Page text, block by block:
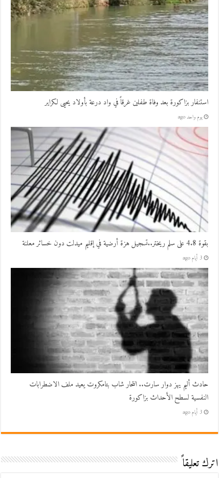
استنفار بزاكورة بعد وفاة طفلين غرقاً في واد درعة بأولاد يحيى لكراير
يوم واحد ago
بقوة 4.8 على سلم ريختر..تسجيل هزة أرضية في إقليم ميدلت دون خسائر معلنة
3 أيام ago
حادث أليم يهز دوار سارت.. انتحار شاب بتامكروت يعيد ملف الاضطرابات
النفسية لسطح الأحداث بزاكورة
3 أيام ago
اترك تعليقاً